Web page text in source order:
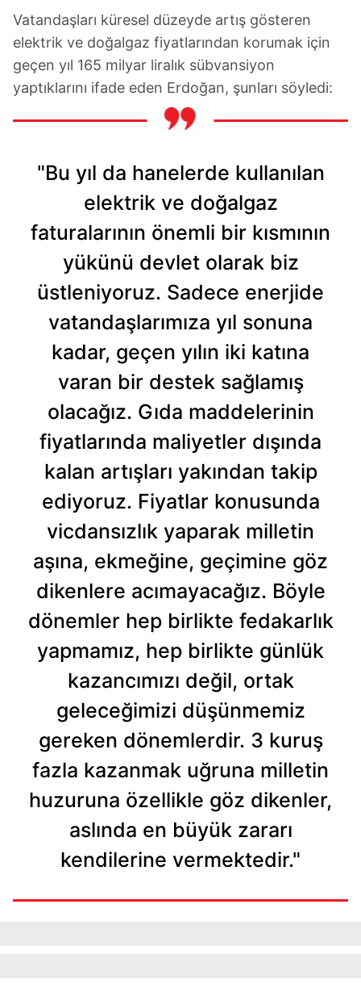
toplumu hizmetlerinin sunulması amacıyla
kullanılmaktadır. Diğer çerezler, sitemizin daha işlevsel
kılınması ve kişiselleştirilmesi ve sizlere yönelik
reklam/pazarlama faaliyetlerinin yapılması, amaçlarıyla
için Ayarlar butonuna tıklayabilir,Çerez Bilgilendirme
ziyaret edebilirsiniz.
6698 sayılı Kişisel Verilerin Korunması Kanunu uyarınca
hazırlanmış Aydınlatma Metnimizi okumak ve sitemizde
ilgili mevzuata uygun olarak kullanılan çerezlerle ilgili bilgi
almak için lütfentıklayınız .
Vatandaşları küresel düzeyde artış gösteren
elektrik ve doğalgaz fiyatlarından korumak için
geçen yıl 165 milyar liralık sübvansiyon
yaptıklarını ifade eden Erdoğan, şunları söyledi:
"Bu yıl da hanelerde kullanılan
elektrik ve doğalgaz
faturalarının önemli bir kısmının
yükünü devlet olarak biz
üstleniyoruz. Sadece enerjide
vatandaşlarımıza yıl sonuna
kadar, geçen yılın iki katına
varan bir destek sağlamış
olacağız. Gıda maddelerinin
fiyatlarında maliyetler dışında
kalan artışları yakından takip
ediyoruz. Fiyatlar konusunda
vicdansızlık yaparak milletin
aşına, ekmeğine, geçimine göz
dikenlere acımayacağız. Böyle
dönemler hep birlikte fedakarlık
yapmamız, hep birlikte günlük
kazancımızı değil, ortak
geleceğimizi düşünmemiz
gereken dönemlerdir. 3 kuruş
fazla kazanmak uğruna milletin
huzuruna özellikle göz dikenler,
aslında en büyük zararı
kendilerine vermektedir."